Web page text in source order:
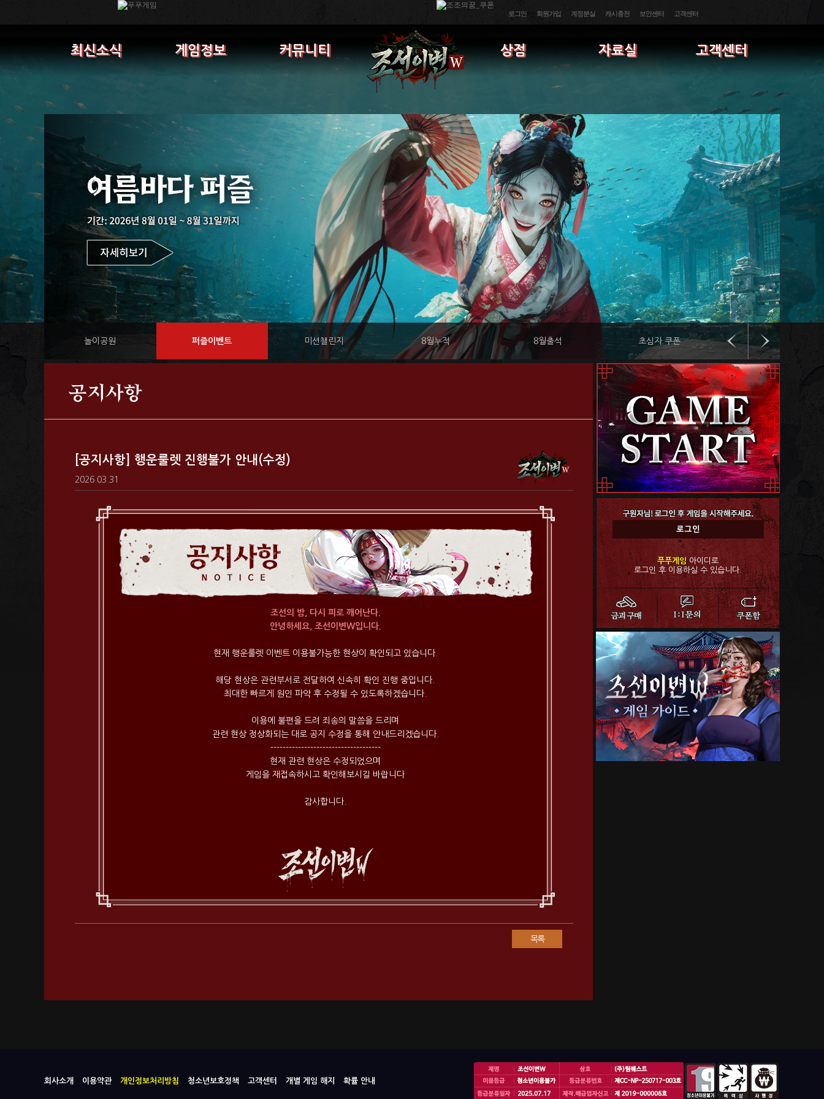
로그인 회원가입 계정분실 캐시충전 보안센터 고객센터
최신소식 게임정보 커뮤니티 상점 자료실 고객센터
푸푸게임아이디로
로그인 후 이용하실 수 있습니다.
놀이공원 퍼즐이벤트 미션챌린지 8월누적 8월출석 초심자 쿠폰 레벨 패키지
공지사항
[공지사항] 행운룰렛 진행불가 안내(수정)
2026.03.31
조선의 밤, 다시 피로 깨어난다.
안녕하세요, 조선이변W입니다.
현재 행운룰렛 이벤트 이용불가능한 현상이 확인되고 있습니다.
해당 현상은 관련부서로 전달하여 신속히 확인 진행 중입니다.
최대한 빠르게 원인 파악 후 수정될 수 있도록하겠습니다.
이용에 불편을 드려 죄송의 말씀을 드리며
관련 현상 정상화되는 대로 공지 수정을 통해 안내드리겠습니다.
------------------------------------
현재 관련 현상은 수정되었으며
게임을 재접속하시고 확인해보시길 바랍니다
감사합니다.
목록
회사소개 이용약관 개인정보처리방침 청소년보호정책 고객센터 개별 게임 해지 확률 안내